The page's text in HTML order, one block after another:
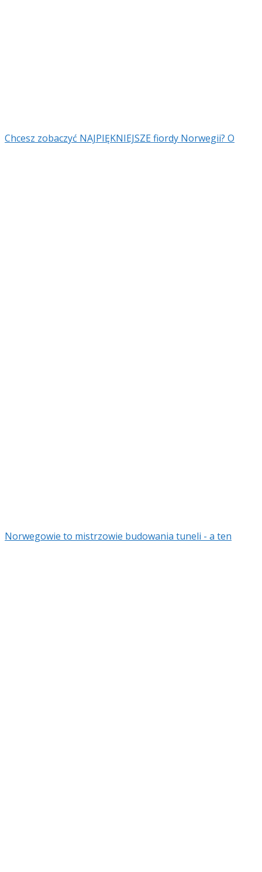
Chcesz zobaczyć NAJPIĘKNIEJSZE fiordy Norwegii? O
Norwegowie to mistrzowie budowania tuneli - a ten